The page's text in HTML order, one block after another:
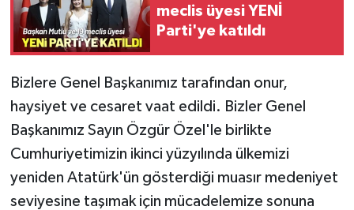
meclis üyesi YENİ
Parti'ye katıldı
Bizlere Genel Başkanımız tarafından onur,
haysiyet ve cesaret vaat edildi. Bizler Genel
Başkanımız Sayın Özgür Özel'le birlikte
Cumhuriyetimizin ikinci yüzyılında ülkemizi
yeniden Atatürk'ün gösterdiği muasır medeniyet
seviyesine taşımak için mücadelemize sonuna